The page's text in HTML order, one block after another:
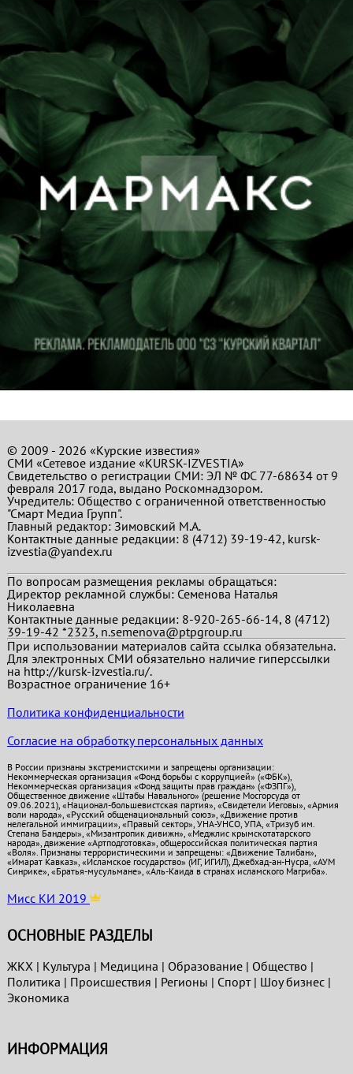
© 2009 - 2026 «Курские известия»
СМИ «Сетевое издание «KURSK-IZVESTIA»
Свидетельство о регистрации СМИ: ЭЛ № ФС 77-68634 от 9
февраля 2017 года, выдано Роскомнадзором.
Учредитель: Общество с ограниченной ответственностью
"Смарт Медиа Групп".
Главный редактор:Зимовский М.А.
Контактные данные редакции: 8 (4712) 39-19-42, kursk-
izvestia@yandex.ru
По вопросам размещения рекламы обращаться:
Директор рекламной службы: Семенова Наталья
Николаевна
Контактные данные редакции: 8-920-265-66-14, 8 (4712)
39-19-42 *2323, n.semenova@ptpgroup.ru
При использовании материалов сайта ссылка обязательна.
Для электронных СМИ обязательно наличие гиперссылки
на http://kursk-izvestia.ru/.
Возрастное ограничение 16+
Политика конфиденциальности
Согласие на обработку персональных данных
В России признаны экстремистскими и запрещены организации:
Некоммерческая организация «Фонд борьбы с коррупцией» («ФБК»),
Некоммерческая организация «Фонд защиты прав граждан» («ФЗПГ»),
Общественное движение «Штабы Навального» (решение Мосгорсуда от
09.06.2021), «Национал-большевистская партия», «Свидетели Иеговы», «Армия
воли народа», «Русский общенациональный союз», «Движение против
нелегальной иммиграции», «Правый сектор», УНА-УНСО, УПА, «Тризуб им.
Степана Бандеры», «Мизантропик дивижн», «Меджлис крымскотатарского
народа», движение «Артподготовка», общероссийская политическая партия
«Воля». Признаны террористическими и запрещены: «Движение Талибан»,
«Имарат Кавказ», «Исламское государство» (ИГ, ИГИЛ), Джебхад-ан-Нусра, «АУМ
Синрике», «Братья-мусульмане», «Аль-Каида в странах исламского Магриба».
Мисс КИ 2019
ОСНОВНЫЕ РАЗДЕЛЫ
ЖКХ| Культура | Медицина | Образование| Общество |
Политика | Проиcшествия | Регионы | Спорт| Шоу бизнес|
Экономика
ИНФОРМАЦИЯ